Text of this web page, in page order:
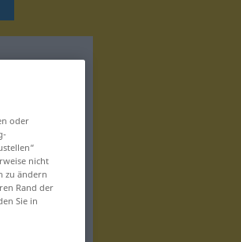
oder
nicht
zu ändern
Rand der
Sie in